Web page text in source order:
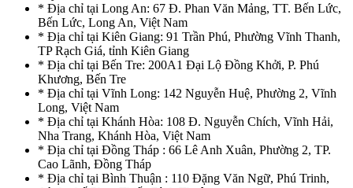
* Địa chỉ tại Long An: 67 Đ. Phan Văn Mảng, TT. Bến Lức,
Bến Lức, Long An, Việt Nam
* Địa chỉ tại Kiên Giang: 91 Trần Phú, Phường Vĩnh Thanh,
TP Rạch Giá, tỉnh Kiên Giang
* Địa chỉ tại Bến Tre: 200A1 Đại Lộ Đồng Khởi, P. Phú
Khương, Bến Tre
* Địa chỉ tại Vĩnh Long: 142 Nguyễn Huệ, Phường 2, Vĩnh
Long, Việt Nam
* Địa chỉ tại Khánh Hòa: 108 Đ. Nguyễn Chích, Vĩnh Hải,
Nha Trang, Khánh Hòa, Việt Nam
* Địa chỉ tại Đồng Tháp : 66 Lê Anh Xuân, Phường 2, TP.
Cao Lãnh, Đồng Tháp
* Địa chỉ tại Bình Thuận : 110 Đặng Văn Ngữ, Phú Trinh,